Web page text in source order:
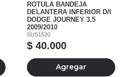
ROTULA BANDEJA
DELANTERA INFERIOR D/I
DODGE JOURNEY 3.5
2009/2010
SUS1520
$ 40.000
Agregar